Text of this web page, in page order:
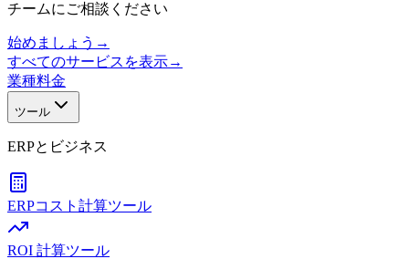
チームにご相談ください
始めましょう →
すべてのサービスを表示→
業種料金
ツール
ERPとビジネス
ERPコスト計算ツール
ROI 計算ツール